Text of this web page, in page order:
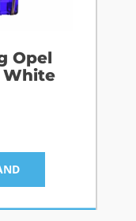
Opel
White